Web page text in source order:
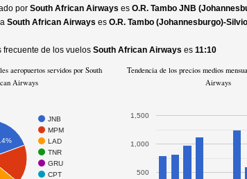
por South African Airways es O.R. Tambo JNB
South African Airways es O.R. Tambo (Johannesburgo)-
frecuente de los vuelos South African Airways es 11:10
aeropuertos servidos por South
Airways
JNB
MPM
LAD
TNR
GRU
CPT
Tendencia de los precios medios
Airways
500
1,000
1,500